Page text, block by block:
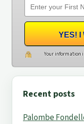
YES! I
Your information
Recent posts
Palombe